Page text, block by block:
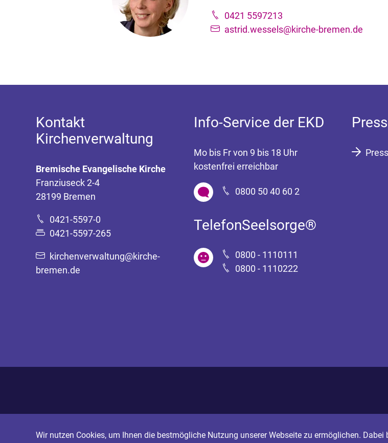
0421 5597213
astrid.wessels@kirche-bremen.de
Kontakt
Kirchenverwaltung
Bremische Evangelische Kirche
Franziuseck 2-4
28199 Bremen
0421-5597-0
0421-5597-265
kirchenverwaltung@kirche-
bremen.de
Info-Service der EKD
Mo bis Fr von 9 bis 18 Uhr
kostenfrei erreichbar
0800 50 40 60 2
TelefonSeelsorge®
0800 - 1110111
0800 - 1110222
Wir nutzen Cookies, um Ihnen die bestmögliche Nutzung unserer Webseite zu ermöglichen.